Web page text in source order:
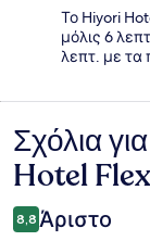
Το Hiyori
μόλις 6
λεπτ. με τα
Σχόλια
Σχόλια
Hotel
8,8 Άριστο